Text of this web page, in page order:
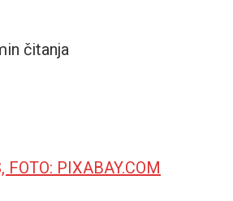
čitanja